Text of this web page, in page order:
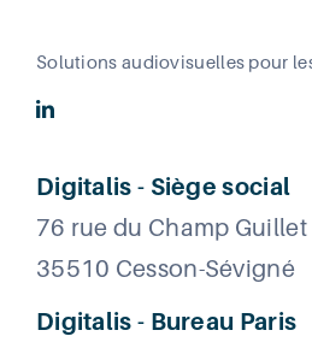
Solutions audiovisuelles pour
Digitalis - Siège social
76 rue du Champ Guillet
35510 Cesson-Sévigné
Digitalis - Bureau Paris